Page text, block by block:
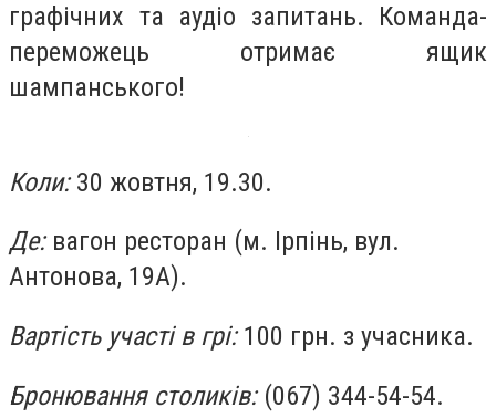
графічних та аудіо запитань. Команда-
переможець отримає ящик
шампанського!
Коли:30 жовтня, 19.30.
Де:вагон ресторан (м. Ірпінь, вул.
Антонова, 19А).
Вартість участі в грі:100 грн. з учасника.
Бронювання столиків:(067) 344-54-54.